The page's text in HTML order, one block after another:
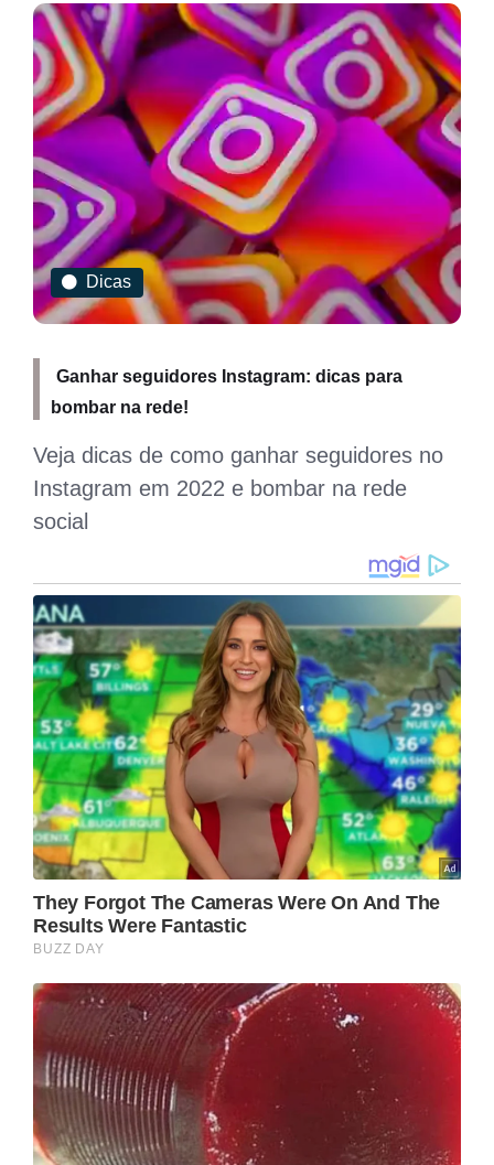
Dicas
Ganhar seguidores Instagram: dicas para
bombar na rede!
Veja dicas de como ganhar seguidores no
Instagram em 2022 e bombar na rede
social